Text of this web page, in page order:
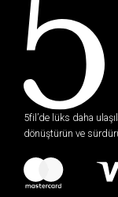
5fil’de lüks daha
dönüştürün ve